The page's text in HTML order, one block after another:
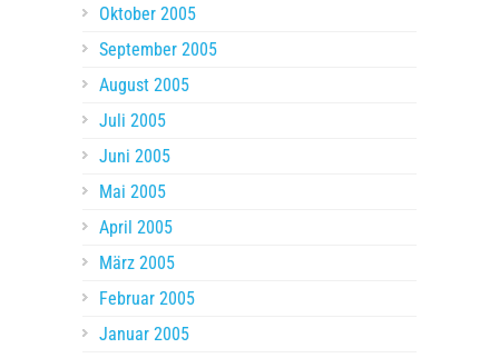
Oktober 2005
September 2005
August 2005
Juli 2005
Juni 2005
Mai 2005
April 2005
März 2005
Februar 2005
Januar 2005